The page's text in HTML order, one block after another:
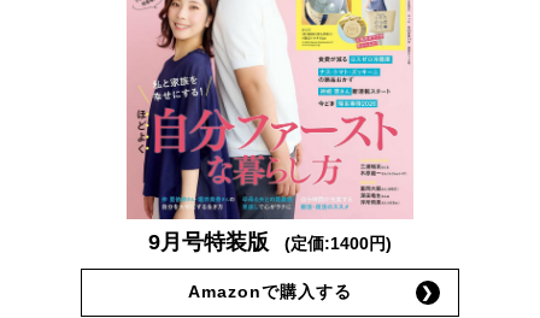
9月号特装版 (定価:1400円)
Amazonで購入する